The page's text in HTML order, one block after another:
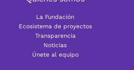
La Fundación
Ecosistema de proyectos
Transparencia
Noticias
Únete al equipo